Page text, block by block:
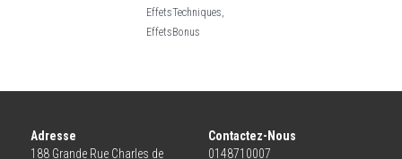
EffetsTechniques,
EffetsBonus
Adresse
188 Grande Rue Charles de
Contactez-Nous
0148710007